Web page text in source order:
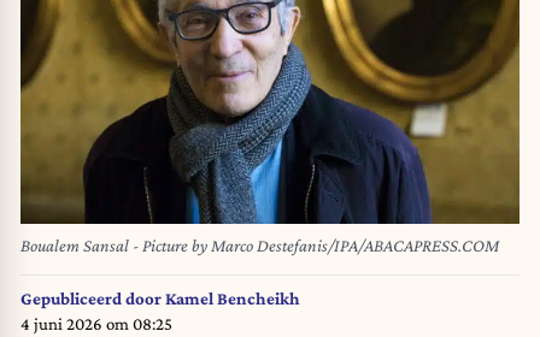
Boualem Sansal - Picture by Marco Destefanis/IPA/ABACAPRESS.COM
Gepubliceerd doorKamel Bencheikh
4 juni 2026 om 08:25